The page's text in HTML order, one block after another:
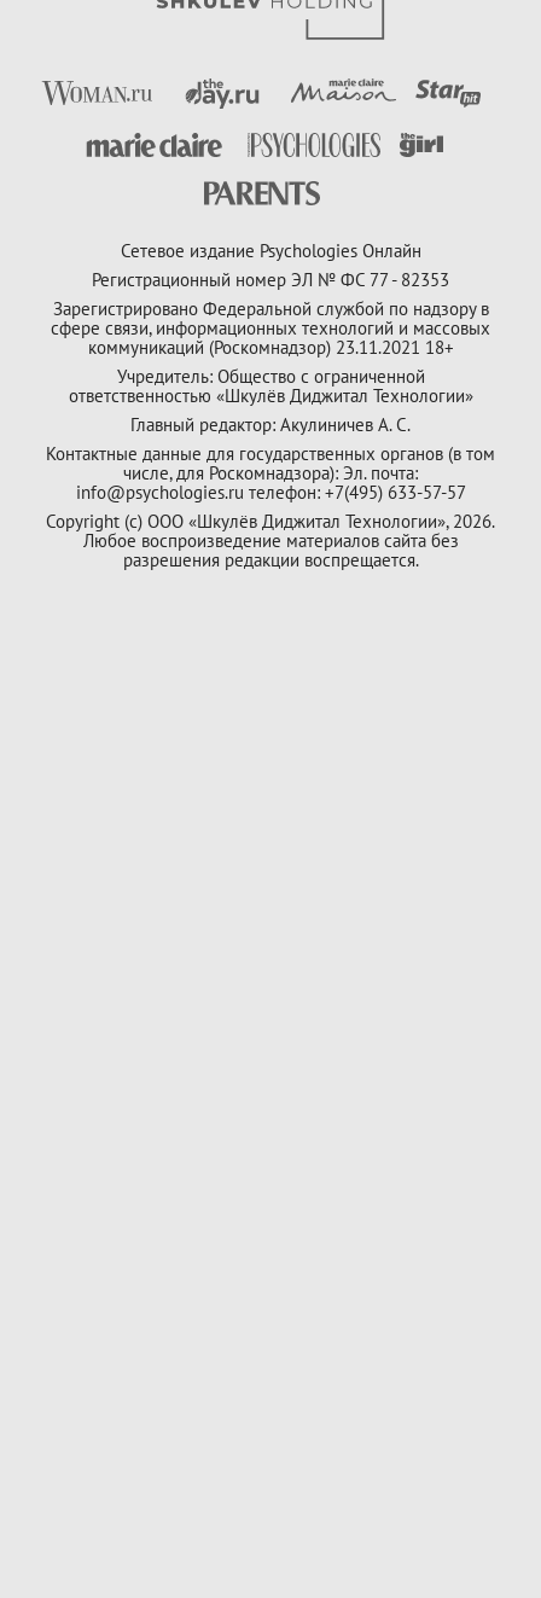
Сетевое издание Psychologies Онлайн
Регистрационный номер ЭЛ № ФС 77 - 82353
Зарегистрировано Федеральной службой по надзору в
сфере связи, информационных технологий и массовых
коммуникаций (Роскомнадзор) 23.11.2021 18+
Учредитель: Общество с ограниченной
ответственностью «Шкулёв Диджитал Технологии»
Главный редактор: Акулиничев А. С.
Контактные данные для государственных органов (в том
числе, для Роскомнадзора): Эл. почта:
info@psychologies.ru телефон: +7(495) 633-57-57
Copyright (с) ООО «Шкулёв Диджитал Технологии», 2026.
Любое воспроизведение материалов сайта без
разрешения редакции воспрещается.